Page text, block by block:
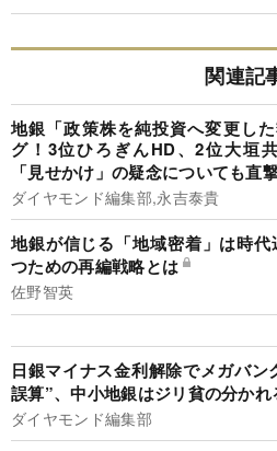
関連記
地銀「政策株を純投資へ変更し
グ！3位ひろぎんHD、2位大垣
「見せかけ」の疑念についても直
ダイヤモンド編集部,永吉泰貴
地銀が信じる「地域密着」は時代
つための再編戦略とは
佐野智英
日銀マイナス金利解除でメガバン
誤算”、中小地銀はジリ貧の分かれ
ダイヤモンド編集部